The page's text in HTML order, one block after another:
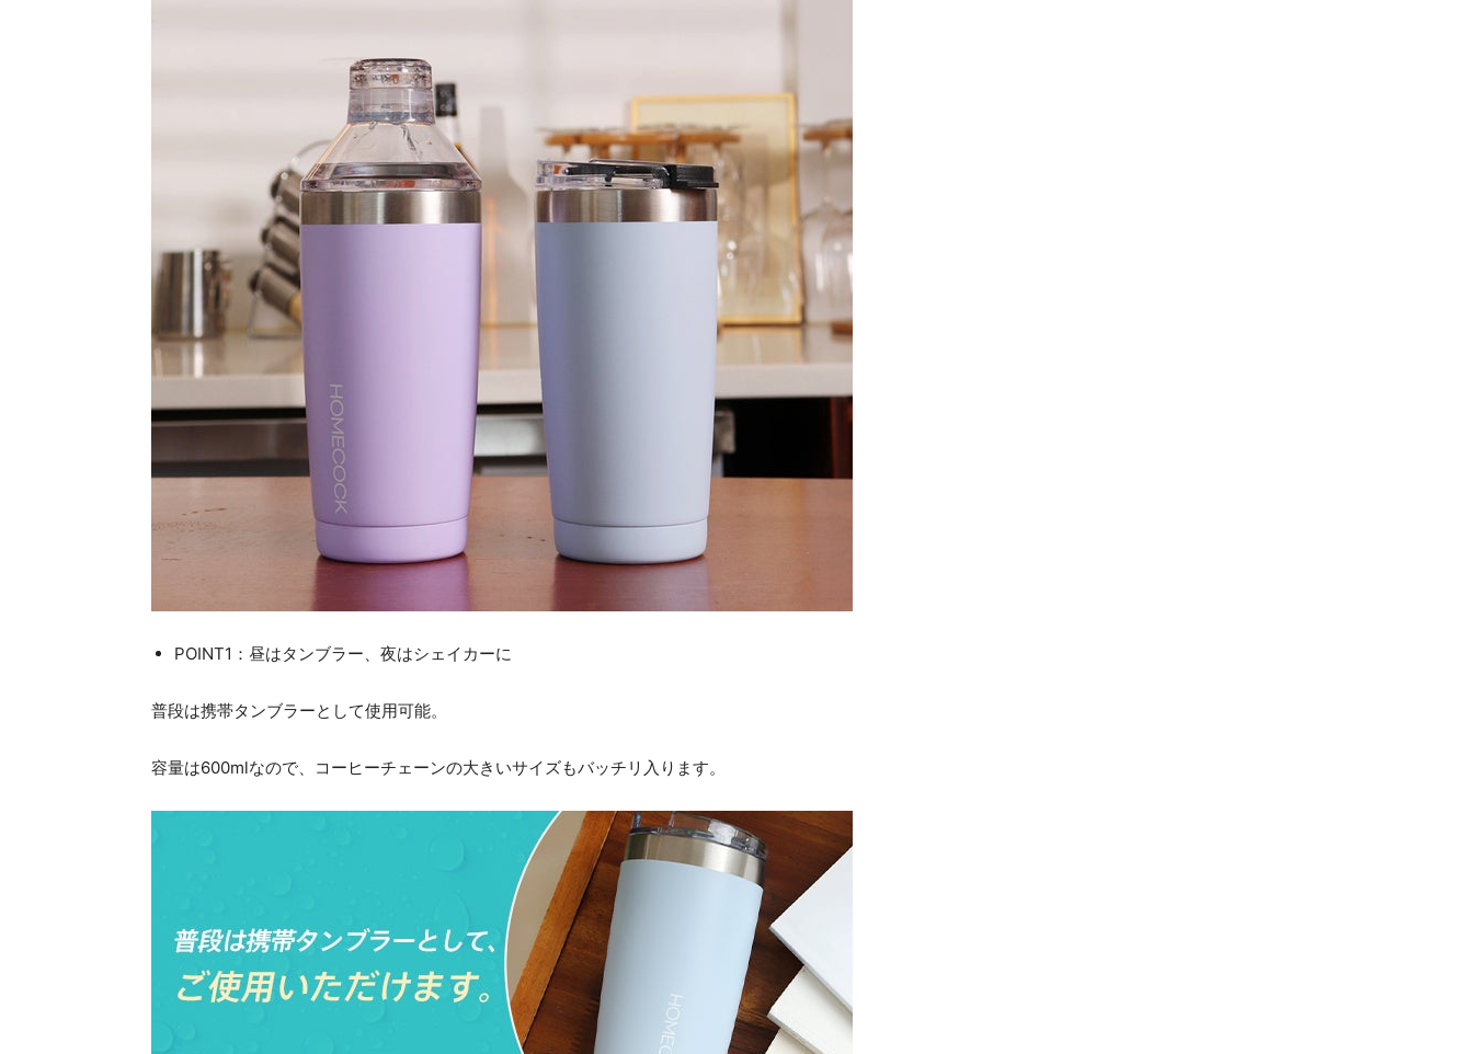
POINT1：昼はタンブラー、夜はシェイカーに
普段は携帯タンブラーとして使用可能。
容量は600mlなので、コーヒーチェーンの大きいサイズもバッチリ入ります。